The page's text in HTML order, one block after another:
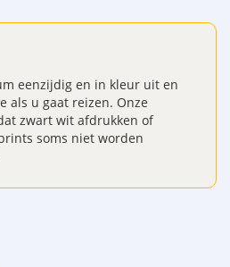
eenzijdig en in kleur uit en
als u gaat reizen. Onze
zwart wit afdrukken of
soms niet worden